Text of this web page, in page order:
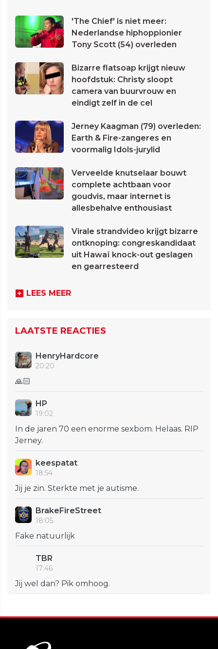
'The Chief' is niet meer:
Nederlandse hiphoppionier
Tony Scott (54) overleden
Bizarre flatsoap krijgt nieuw
hoofdstuk: Christy sloopt
camera van buurvrouw en
eindigt zelf in de cel
Jerney Kaagman (79) overleden:
Earth & Fire-zangeres en
voormalig Idols-jurylid
Verveelde knutselaar bouwt
complete achtbaan voor
goudvis, maar internet is
allesbehalve enthousiast
Virale strandvideo krijgt bizarre
ontknoping: congreskandidaat
uit Hawaï knock-out geslagen
en gearresteerd
LEES MEER
LAATSTE REACTIES
HenryHardcore
20:20
🙏🏻
HP
19:02
In de jaren 70 een enorme sexbom. Helaas. RIP
Jerney.
keespatat
18:54
Jij je zin. Sterkte met je autisme.
BrakeFireStreet
18:05
Fake natuurlijk
TBR
17:46
Jij wel dan? Pik omhoog.